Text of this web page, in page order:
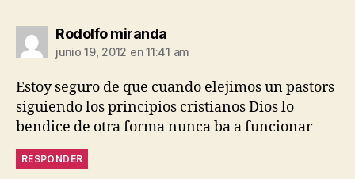
Rodolfo mirandadice:
junio 19, 2012 en 11:41 am
Estoy seguro de que cuando elejimos un pastors
siguiendo los principios cristianos Dios lo
bendice de otra forma nunca ba a funcionar
RESPONDER